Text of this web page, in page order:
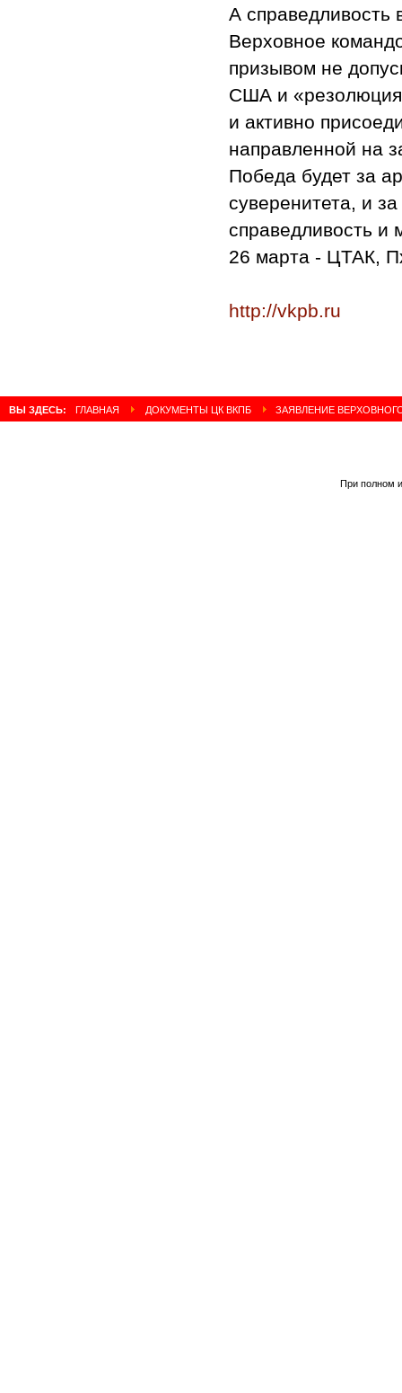
А справедливость
Верховное
призывом не
США и
и активно
направленной на
Победа будет за
суверенитета, и
справедливость и
26 марта - ЦТАК,
http://vkpb.ru
ВЫ ЗДЕСЬ: ГЛАВНАЯ ДОКУМЕНТЫ ЦК ВКПБ ЗАЯВЛЕНИЕ
При полном